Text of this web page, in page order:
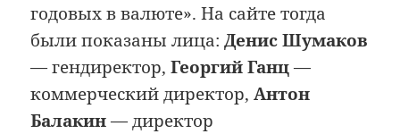
годовых в валюте». На сайте тогда
были показаны лица:Денис Шумаков
— гендиректор,Георгий Ганц—
коммерческий директор,Антон
Балакин— директор